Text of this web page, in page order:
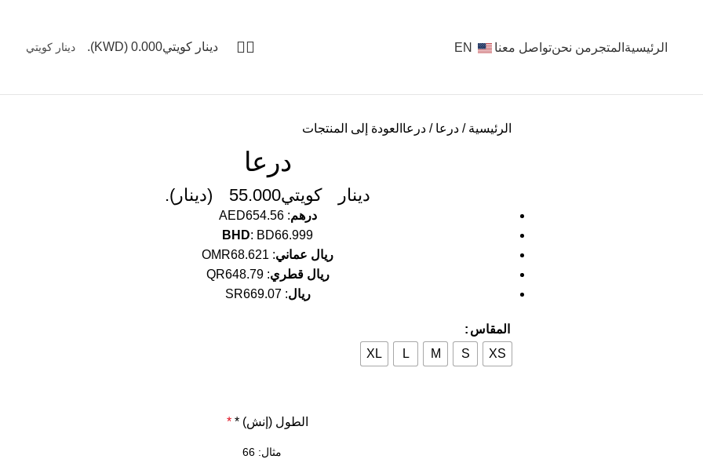
الرئيسية المتجر من نحنتواصل معنا EN دينار كويتي0.000
(KWD).
الرئيسية درعا درعا العودة إلى المنتجات
درعا
دينار كويتي55.000
(دينار ).
درهم:
AED654.56
BHD: BD66.999
ريال عماني:
OMR68.621
ريال قطري:
QR648.79
ريال:
SR669.07
المقاس
XS
S
M
L
XL
الطول (إنش) * *